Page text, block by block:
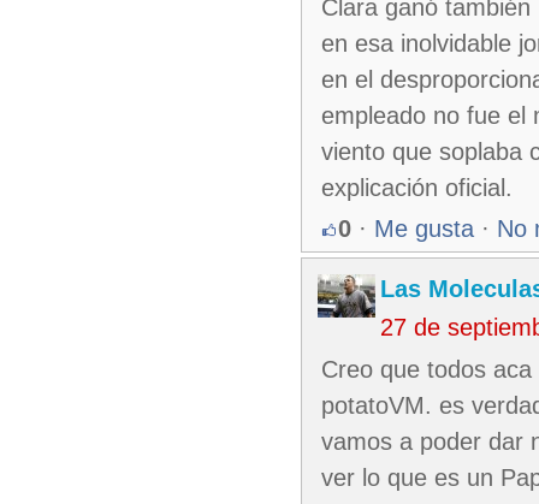
Clara ganó
en esa inolvidable
en el
empleado no fue el
viento que soplaba
explicación oficial.
0 · Me gusta · No
Las
27 de
Creo que todos
potatoVM. es
vamos a poder dar
ver lo que es un